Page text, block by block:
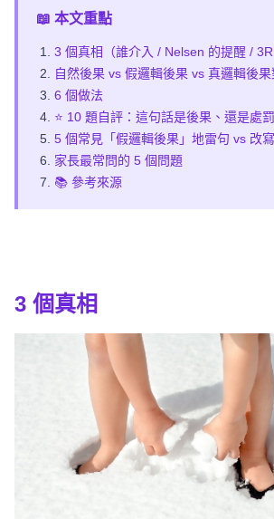
📖 本文重點
3 個真相（誰介入 / Nelsen 的提醒 /
自然後果 vs 假邏輯後果 vs 真邏輯後果
6 個做法
⭐ 10 題自評：這句話是後果、還是處
5 個常見「假邏輯後果」地雷句 vs 改
家長最常問的 5 個問題
📚 參考來源
3 個真相